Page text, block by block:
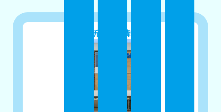
最新の建築情報